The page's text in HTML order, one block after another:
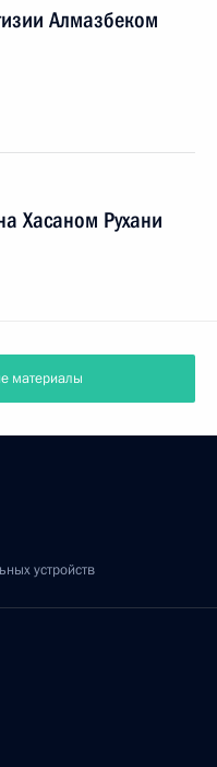
Алмазбеком
Хасаном Рухани
материалы
устройств